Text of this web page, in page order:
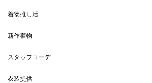
着物推し活
新作着物
スタッフコーデ
衣装提供